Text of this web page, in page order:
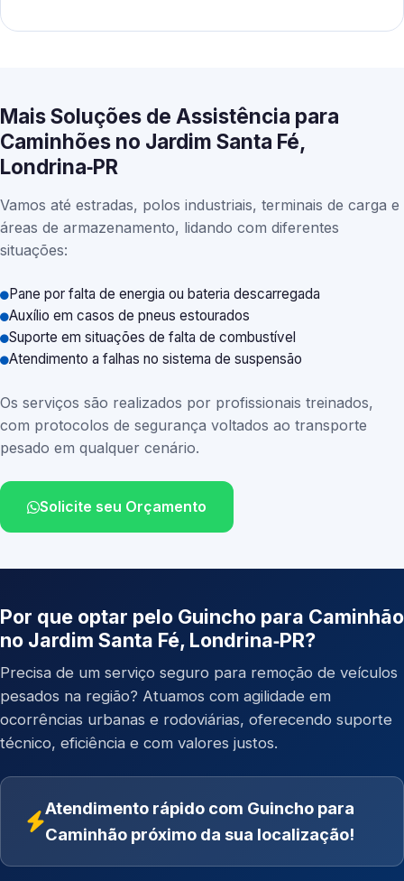
Mais Soluções de Assistência para
Caminhões no Jardim Santa Fé,
Londrina‑PR
Vamos até estradas, polos industriais, terminais de carga e
áreas de armazenamento, lidando com diferentes
situações:
Pane por falta de energia ou bateria descarregada
Auxílio em casos de pneus estourados
Suporte em situações de falta de combustível
Atendimento a falhas no sistema de suspensão
Os serviços são realizados por profissionais treinados,
com protocolos de segurança voltados ao transporte
pesado em qualquer cenário.
Solicite seu Orçamento
Por que optar pelo Guincho para Caminhão
no Jardim Santa Fé, Londrina‑PR?
Precisa de um serviço seguro para remoção de veículos
pesados na região? Atuamos com agilidade em
ocorrências urbanas e rodoviárias, oferecendo suporte
técnico, eficiência e com valores justos.
Atendimento rápido com Guincho para
Caminhão próximo da sua localização!